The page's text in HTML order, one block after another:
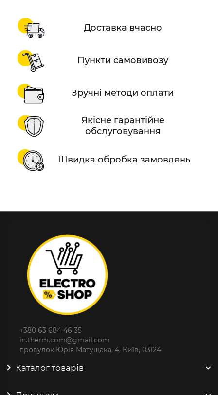
Доставка вчасно
Пункти самовивозу
Зручні методи оплати
Якісне гарантійне
обслуговування
Швидка обробка замовлень
+380 63 684 46 35
in.therm.com@gmail.com
провулок Юрія Матущака, 4, Київ, 03124
Каталог товарів